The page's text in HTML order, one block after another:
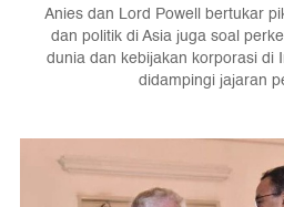
Anies dan Lord Powell bertukar
dan politik di Asia juga soal
dunia dan kebijakan korporasi di
didampingi jajaran